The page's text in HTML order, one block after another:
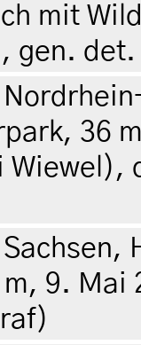
mit
gen.
36
Wiewel),
9. Mai